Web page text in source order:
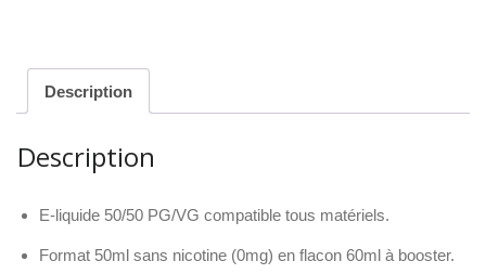
Description
Description
E-liquide 50/50 PG/VG compatible tous matériels.
Format 50ml sans nicotine (0mg) en flacon 60ml à booster.